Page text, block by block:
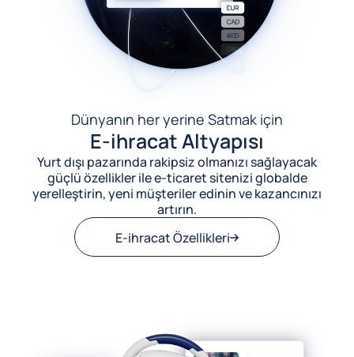
Dünyanın her yerine Satmak için
E-ihracat Altyapısı
Yurt dışı pazarında rakipsiz olmanızı sağlayacak
güçlü özellikler ile e-ticaret sitenizi globalde
yerelleştirin, yeni müşteriler edinin ve kazancınızı
artırın.
E-ihracat Özellikleri